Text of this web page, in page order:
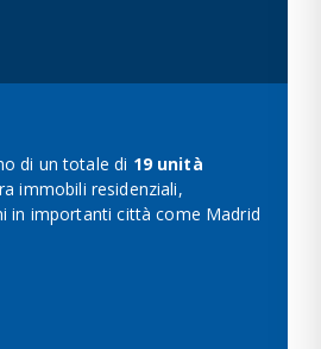
di un totale di 19 unità
immobili residenziali,
in importanti città come Madrid